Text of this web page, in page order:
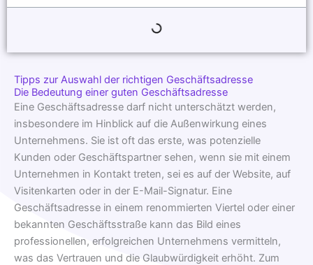
Tipps zur Auswahl der richtigen Geschäftsadresse
Die Bedeutung einer guten Geschäftsadresse
Eine Geschäftsadresse darf nicht unterschätzt werden,
insbesondere im Hinblick auf die Außenwirkung eines
Unternehmens. Sie ist oft das erste, was potenzielle
Kunden oder Geschäftspartner sehen, wenn sie mit einem
Unternehmen in Kontakt treten, sei es auf der Website, auf
Visitenkarten oder in der E-Mail-Signatur. Eine
Geschäftsadresse in einem renommierten Viertel oder einer
bekannten Geschäftsstraße kann das Bild eines
professionellen, erfolgreichen Unternehmens vermitteln,
was das Vertrauen und die Glaubwürdigkeit erhöht. Zum